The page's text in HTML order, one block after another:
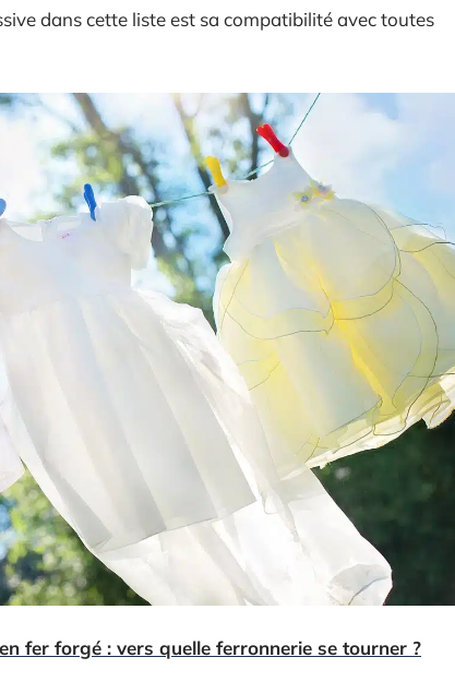
dans cette liste est sa compatibilité avec toutes
fer forgé : vers quelle ferronnerie se tourner ?